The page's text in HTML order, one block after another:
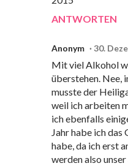
ANTWORTEN
Anonym 30.
Mit viel Alkohol
überstehen. Nee,
musste der
weil ich arbeiten
ich ebenfalls
Jahr habe ich das
habe, da ich erst
werden also